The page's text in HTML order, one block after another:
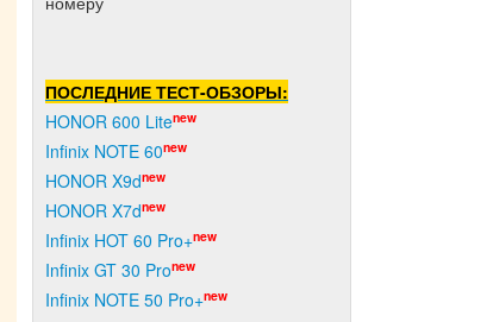
ПОСЛЕДНИЕ ТЕСТ-ОБЗОРЫ:
HONOR 600 Litenew
Infinix NOTE 60new
HONOR X9dnew
HONOR X7dnew
Infinix HOT 60 Pro+new
Infinix GT 30 Pronew
Infinix NOTE 50 Pro+new